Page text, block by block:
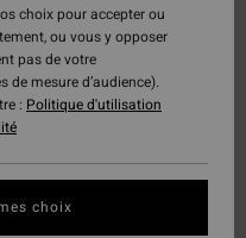
choix pour accepter ou
ou vous y opposer
pas de votre
mesure d’audience).
: Politique d'utilisation
choix